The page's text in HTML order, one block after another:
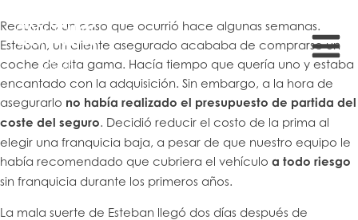
Recuerdo un caso que ocurrió hace algunas semanas.
Esteban, un cliente asegurado acababa de comprarse un
coche de alta gama. Hacía tiempo que quería uno y estaba
encantado con la adquisición. Sin embargo, a la hora de
asegurarlo no había realizado el presupuesto de partida del
coste del seguro. Decidió reducir el costo de la prima al
elegir una franquicia baja, a pesar de que nuestro equipo le
había recomendado que cubriera el vehículo a todo riesgo
sin franquicia durante los primeros años.
La mala suerte de Esteban llegó dos días después de